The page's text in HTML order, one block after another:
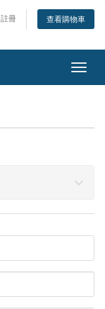
註冊 查看購物車